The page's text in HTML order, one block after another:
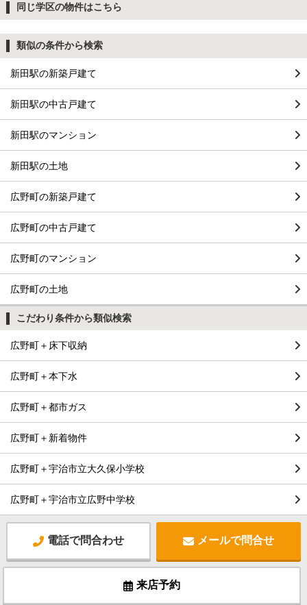
同じ学区の物件はこちら
類似の条件から検索
新田駅の新築戸建て
新田駅の中古戸建て
新田駅のマンション
新田駅の土地
広野町の新築戸建て
広野町の中古戸建て
広野町のマンション
広野町の土地
こだわり条件から類似検索
広野町＋床下収納
広野町＋本下水
広野町＋都市ガス
広野町＋新着物件
広野町＋宇治市立大久保小学校
広野町＋宇治市立広野中学校
電話で問合わせ メールで問合せ
来店予約